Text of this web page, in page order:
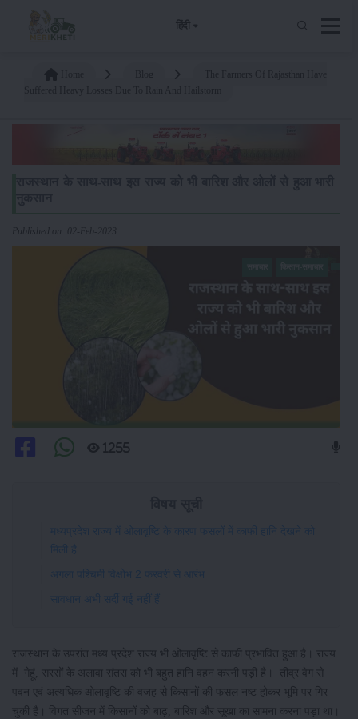
हिंदी
Published on: 02-Feb-2023
1255
मध्यप्रदेश राज्य में ओलावृष्टि के कारण फसलों में काफी हानि देखने को
मिली है
अगला पश्चिमी विक्षोभ 2 फरवरी से आरंभ
सावधान अभी सर्दी गई नहीं हैं
राजस्थान के उपरांत मध्य प्रदेश राज्य भी ओलावृष्टि से काफी प्रभावित हुआ है। राज्य
में गेहूं, सरसों के अलावा संतरा को भी बहुत हानि वहन करनी पड़ी है। तीव्र वेग से
पवन एवं अत्यधिक ओलावृष्टि की वजह से किसानों की फसल नष्ट होकर भूमि पर गिर
चुकी है। विगत सीजन में किसानों को बाढ़, बारिश और सूखा का सामना करना पड़ा था।